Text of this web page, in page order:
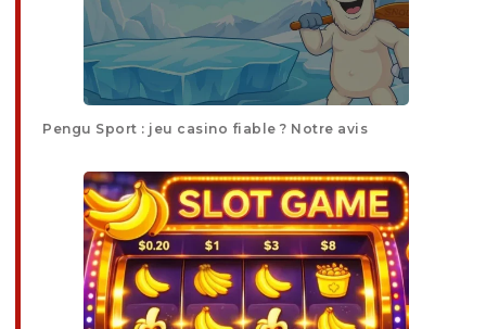
Pengu Sport : jeu casino fiable ? Notre avis